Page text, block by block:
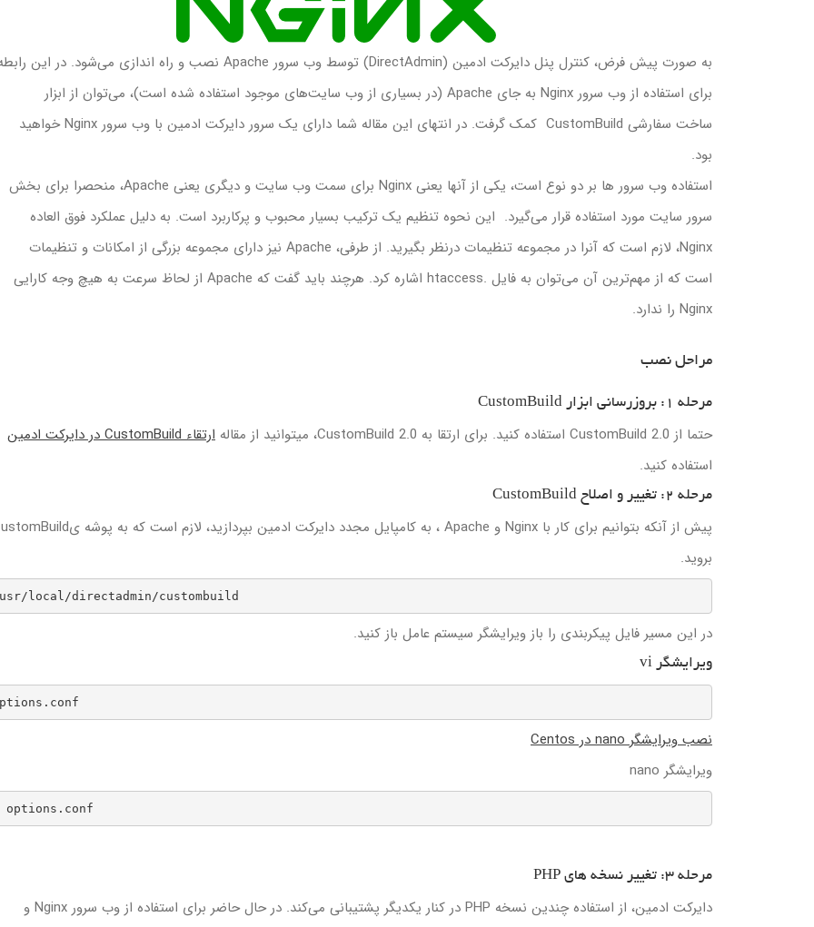
به صورت پیش فرض، کنترل پنل دایرکت ادمین (DirectAdmin) توسط وب سرور Apache نصب و راه اندازی می‌شود. در این رابطه
برای استفاده از وب سرور Nginx به جای Apache (در بسیاری از وب سایت‌های موجود استفاده شده است)، می‌توان از ابزار
ساخت سفارشی CustomBuild کمک گرفت. در انتهای این مقاله شما دارای یک سرور دایرکت ادمین با وب سرور Nginx خواهید
بود.
استفاده وب سرور ها بر دو نوع است، یکی از آنها یعنی Nginx برای سمت وب سایت و دیگری یعنی Apache، منحصرا برای بخش
سرور سایت مورد استفاده قرار می‌گیرد. این نحوه تنظیم یک ترکیب بسیار محبوب و پرکاربرد است. به دلیل عملکرد فوق العاده
Nginx، لازم است که آنرا در مجموعه تنظیمات درنظر بگیرید. از طرفی، Apache نیز دارای مجموعه بزرگی از امکانات و تنظیمات
است که از مهم‌ترین آن می‌توان به فایل .htaccess اشاره کرد. هرچند باید گفت که Apache از لحاظ سرعت به هیچ وجه کارایی
Nginx را ندارد.
مراحل نصب
مرحله 1: بروزرسانی ابزار CustomBuild
حتما از CustomBuild 2.0 استفاده کنید. برای ارتقا به CustomBuild 2.0، میتوانید از مقاله
ارتقاء CustomBuild در دایرکت ادمین
استفاده کنید.
مرحله 2: تغییر و اصلاح CustomBuild
پیش از آنکه بتوانیم برای کار با Nginx و Apache ، به کامپایل مجدد دایرکت ادمین بپردازید، لازم است که به پوشه یCustomBuild
بروید.
local/directadmin/custombuild
در این مسیر فایل پیکربندی را باز ویرایشگر سیستم عامل باز کنید.
ویرایشگر vi
نصب ویرایشگر nano در Centos
ویرایشگر nano
options.conf
مرحله 3: تغییر نسخه های PHP
دایرکت ادمین، از استفاده چندین نسخه PHP در کنار یکدیگر پشتیبانی می‌کند. در حال حاضر برای استفاده از وب سرور Nginx و